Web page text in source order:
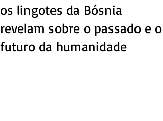
os lingotes da Bósnia
revelam sobre o passado e o
futuro da humanidade